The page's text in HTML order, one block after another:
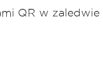
QR w zaledwie